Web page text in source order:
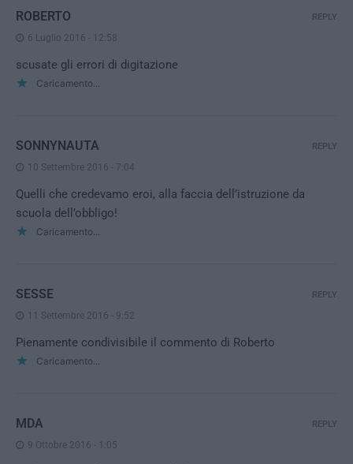
ROBERTO
6 Luglio 2016 - 12:58
scusate gli errori di digitazione
Caricamento...
REPLY
SONNYNAUTA
10 Settembre 2016 - 7:04
Quelli che credevamo eroi, alla faccia dell’istruzione da
scuola dell’obbligo!
Caricamento...
REPLY
SESSE
11 Settembre 2016 - 9:52
Pienamente condivisibile il commento di Roberto
Caricamento...
REPLY
MDA
9 Ottobre 2016 - 1:05
REPLY